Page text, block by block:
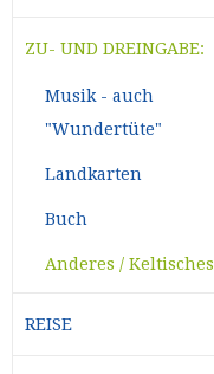
ZU- UND DREINGABE:
Musik - auch
"Wundertüte"
Landkarten
Buch
Anderes / Keltisches
REISE